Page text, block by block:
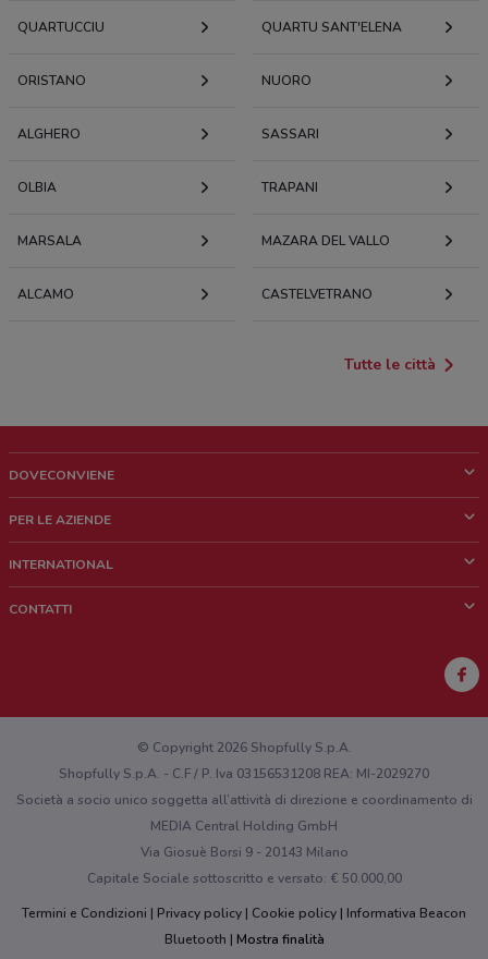
QUARTUCCIU QUARTU SANT'ELENA
ORISTANO NUORO
ALGHERO SASSARI
OLBIA TRAPANI
MARSALA MAZARA DEL VALLO
ALCAMO CASTELVETRANO
Tutte le città
DOVECONVIENE
Chi siamo
Lavora con noi
PER LE AZIENDE
Richieste commerciali e marketing
INTERNATIONAL
CONTATTI
Hai un malfunzionamento sul web o sull'app?
© Copyright 2026 Shopfully S.p.A.
Shopfully S.p.A. - C.F / P. Iva 03156531208 REA: MI-2029270
Società a socio unico soggetta all’attività di direzione e coordinamento di
MEDIA Central Holding GmbH
Via Giosuè Borsi 9 - 20143 Milano
Capitale Sociale sottoscritto e versato: € 50.000,00
Termini e Condizioni
Privacy policy Cookie policy
Informativa Beacon
Bluetooth
Mostra finalità